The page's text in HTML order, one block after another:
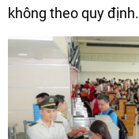
không theo quy định.